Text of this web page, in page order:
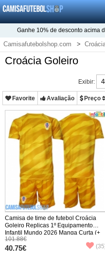
Ganhe 10%de desconto acima
Camisafutebolshop.com
Croácia Goleiro
Exibir:
Favorite Avaliação Preço
Camisa de time de futebol Croácia
Goleiro Replicas 1º Equipamento
Infantil Mundo 2026 Manga Curta (+
Calças curtas)
101.88€
40.75€